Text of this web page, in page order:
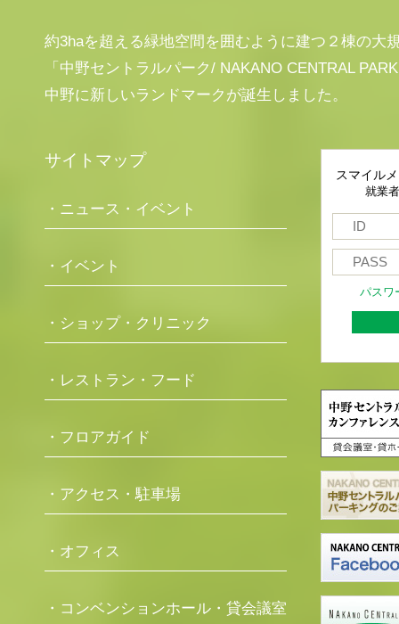
約3haを超える緑地空間を囲むように建つ２棟の大
「中野セントラルパーク/ NAKANO CENTRAL
中野に新しいランドマークが誕生しました。
サイトマップ
・ニュース・イベント
・イベント
・ショップ・クリニック
・レストラン・フード
・フロアガイド
・アクセス・駐車場
・オフィス
・コンベンションホール・貸会議室
スマイル
就業
パスワ